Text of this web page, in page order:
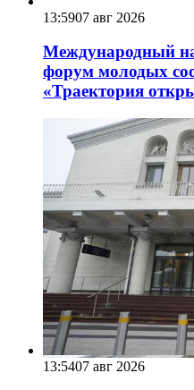
13:5907 авг 2026
Международный
форум молодых
«Траектория
13:5407 авг 2026